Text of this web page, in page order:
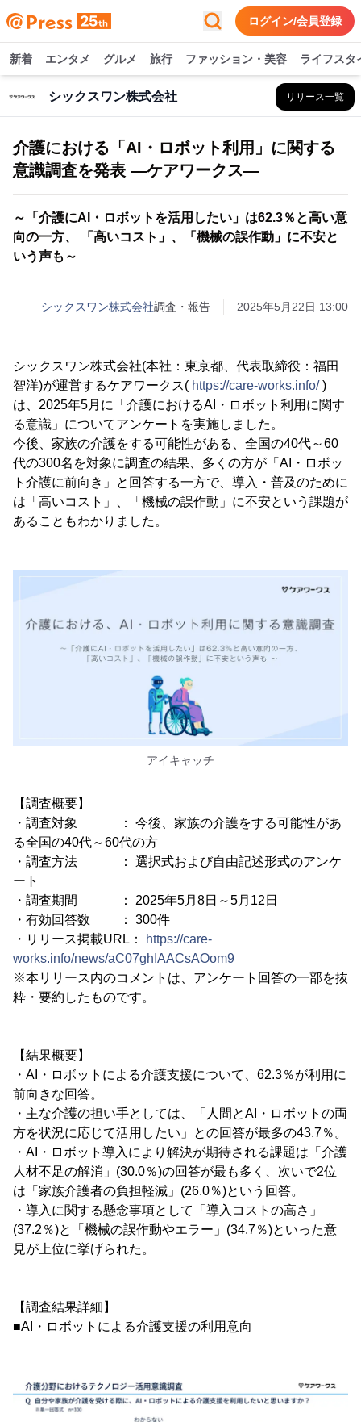
ログイン/会員登録
新着 エンタメ グルメ 旅行 ファッション・美容 ライフスタ
シックスワン株式会社 リリース一覧
介護における「AI・ロボット利用」に関する
意識調査を発表 ―ケアワークス―
～「介護にAI・ロボットを活用したい」は62.3％と高い意
向の一方、 「高いコスト」、「機械の誤作動」に不安と
いう声も～
シックスワン株式会社調査・報告 2025年5月22日 13:00
シックスワン株式会社(本社：東京都、代表取締役：福田
智洋)が運営するケアワークス( https://care-works.info/)
は、2025年5月に「介護におけるAI・ロボット利用に関す
る意識」についてアンケートを実施しました。
今後、家族の介護をする可能性がある、全国の40代～60
代の300名を対象に調査の結果、多くの方が「AI・ロボッ
ト介護に前向き」と回答する一方で、導入・普及のために
は「高いコスト」、「機械の誤作動」に不安という課題が
あることもわかりました。
アイキャッチ
【調査概要】
・調査対象 ： 今後、家族の介護をする可能性があ
る全国の40代～60代の方
・調査方法 ： 選択式および自由記述形式のアンケ
ート
・調査期間 ： 2025年5月8日～5月12日
・有効回答数 ： 300件
・リリース掲載URL：
https://care-
works.info/news/aC07ghIAACsAOom9
※本リリース内のコメントは、アンケート回答の一部を抜
粋・要約したものです。
【結果概要】
・AI・ロボットによる介護支援について、62.3％が利用に
前向きな回答。
・主な介護の担い手としては、「人間とAI・ロボットの両
方を状況に応じて活用したい」との回答が最多の43.7％。
・AI・ロボット導入により解決が期待される課題は「介護
人材不足の解消」(30.0％)の回答が最も多く、次いで2位
は「家族介護者の負担軽減」(26.0％)という回答。
・導入に関する懸念事項として「導入コストの高さ」
(37.2％)と「機械の誤作動やエラー」(34.7％)といった意
見が上位に挙げられた。
【調査結果詳細】
■AI・ロボットによる介護支援の利用意向